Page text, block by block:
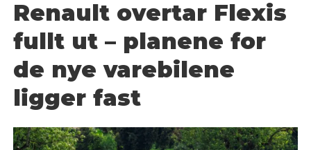
Renault overtar Flexis
fullt ut – planene for
de nye varebilene
ligger fast